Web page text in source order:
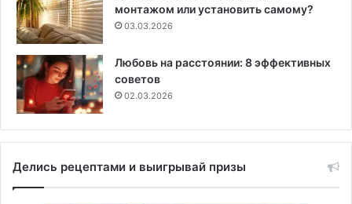
монтажом или установить самому?
03.03.2026
Любовь на расстоянии: 8 эффективных
советов
02.03.2026
Делись рецептами и выигрывай призы